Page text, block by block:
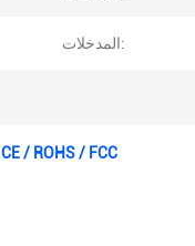
المدخلات:
شاحن سيارة 12 فولت 1 USB شاحن سيارة مع منفذ USB مزدوج معايير CE / ROHS / FCC